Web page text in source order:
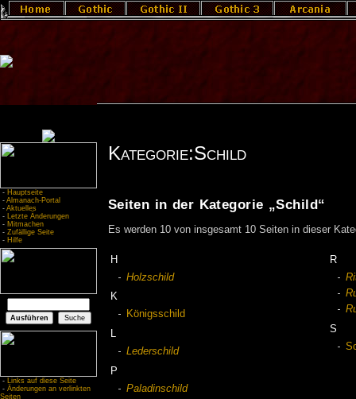
- Hauptseite
- Almanach-Portal
- Aktuelles
- Letzte Änderungen
- Mitmachen
- Zufällige Seite
- Hilfe
- Links auf diese Seite
- Änderungen an verlinkten
Seiten
Kategorie:Schild
Seiten in der Kategorie „Schild“
Es werden 10 von insgesamt 10 Seiten in dieser
H
Holzschild
K
Königsschild
L
Lederschild
P
Paladinschild
R
S